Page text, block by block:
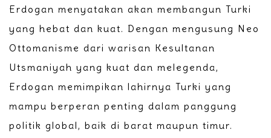
Erdogan menyatakan akan membangun Turki
yang hebat dan kuat. Dengan mengusung Neo
Ottomanisme dari warisan Kesultanan
Utsmaniyah yang kuat dan melegenda,
Erdogan memimpikan lahirnya Turki yang
mampu berperan penting dalam panggung
politik global, baik di barat maupun timur.